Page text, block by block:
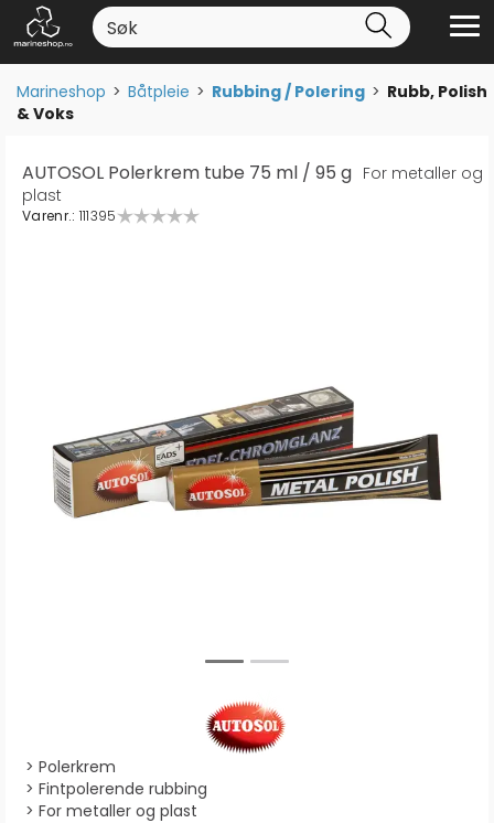
Marineshop>Båtpleie>Rubbing / Polering>Rubb, Polish
& Voks
AUTOSOL Polerkrem tube 75 ml / 95 g For metaller og
plast
Varenr.: 111395
Polerkrem
Fintpolerende rubbing
For metaller og plast